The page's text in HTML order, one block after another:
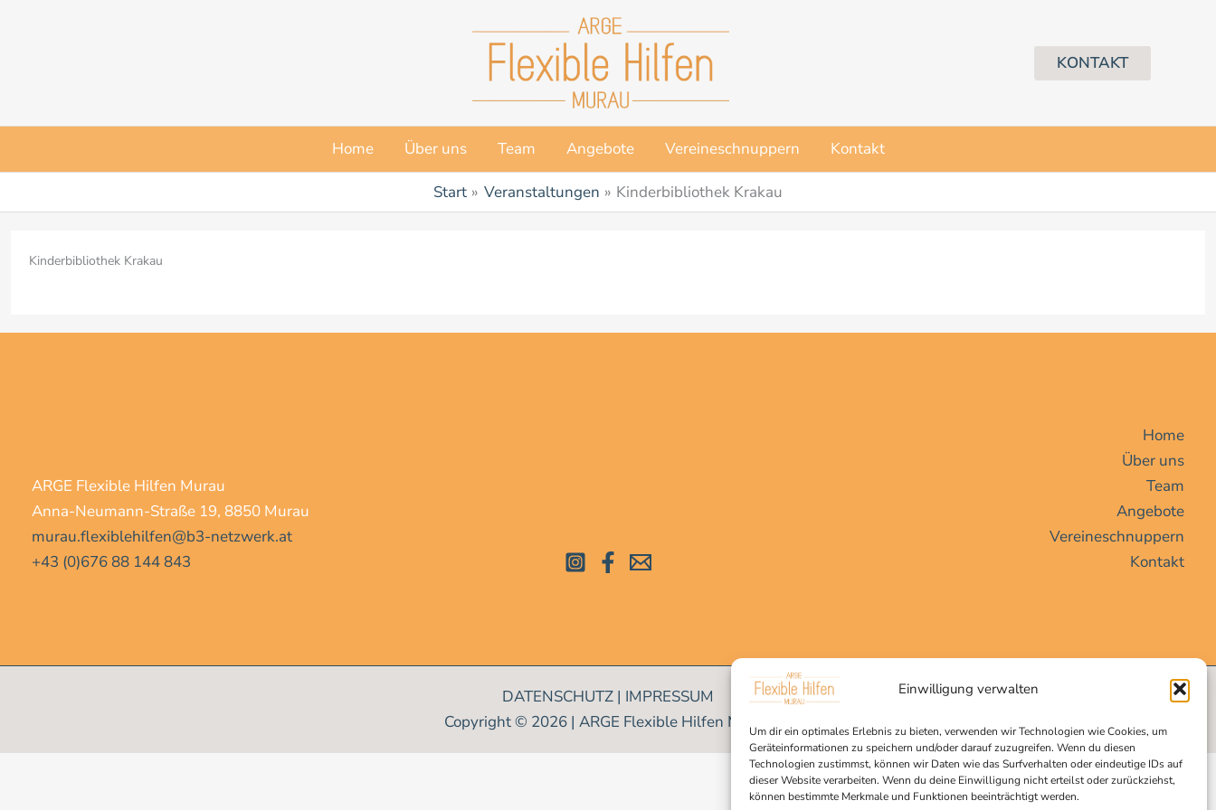
Einwilligung verwalten
Um dir ein optimales Erlebnis zu bieten, verwenden wir Technologien wie Cookies, um
Geräteinformationen zu speichern und/oder darauf zuzugreifen. Wenn du diesen
Technologien zustimmst, können wir Daten wie das Surfverhalten oder eindeutige IDs auf
dieser Website verarbeiten. Wenn du deine Einwilligung nicht erteilst oder zurückziehst,
können bestimmte Merkmale und Funktionen beeinträchtigt werden.
KONTAKT
Home Über uns Team Angebote Vereineschnuppern Kontakt
Start Veranstaltungen Kinderbibliothek Krakau
Kinderbibliothek Krakau
ARGE Flexible Hilfen Murau
Anna-Neumann-Straße 19, 8850 Murau
murau.flexiblehilfen@b3-netzwerk.at
+43 (0)676 88 144 843
Home
Über uns
Team
Angebote
Vereineschnuppern
Kontakt
DATENSCHUTZ | IMPRESSUM
Copyright © 2026 | ARGE Flexible Hilfen Murau